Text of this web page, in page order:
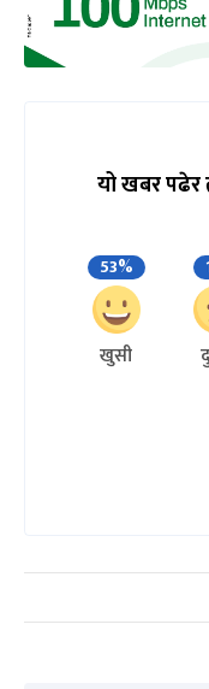
यो खबर पढेर
53%
खुसी